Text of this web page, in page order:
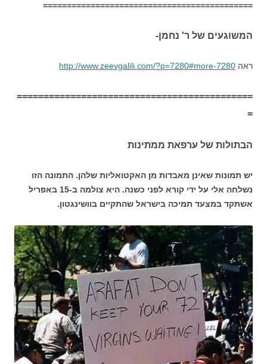
============================================
המשוגעים של ר' נחמן-
ראה http://www.zeevgalili.com/?p=7280#more-7280
============================================
=
הבתולות של ערפאת ממתינות
יש תמונות שאינן מאבדות מן האקטואליות שלהן. התמונה הזו
נשלחה אלי על ידי קורא לפני כשנה. היא צולמה ב-15 באפריל
אשתקד במצעד תמיכה בישראל שהתקיים בוושינגטון.